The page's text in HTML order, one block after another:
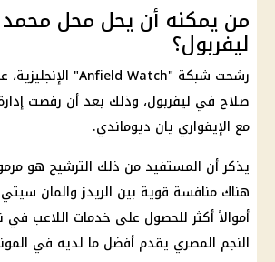
من يمكنه أن يحل محل
ليفربول؟
رشحت شبكة "Anfield Watch" الإنجليزية،
صلاح في ليفربول، وذلك بعد أن رفضت
مع الإيفواري يان ديوماندي.
يذكر أن المستفيد من ذلك الترشيح هو
هناك منافسة قوية بين الريدز والمان
أموالاً أكثر للحصول على خدمات اللاعب في
النجم المصري يقدم أفضل ما لديه في